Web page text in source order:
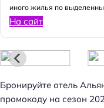
иного жилья по
На сайт
Бронируйте отель
промокоду на сезон